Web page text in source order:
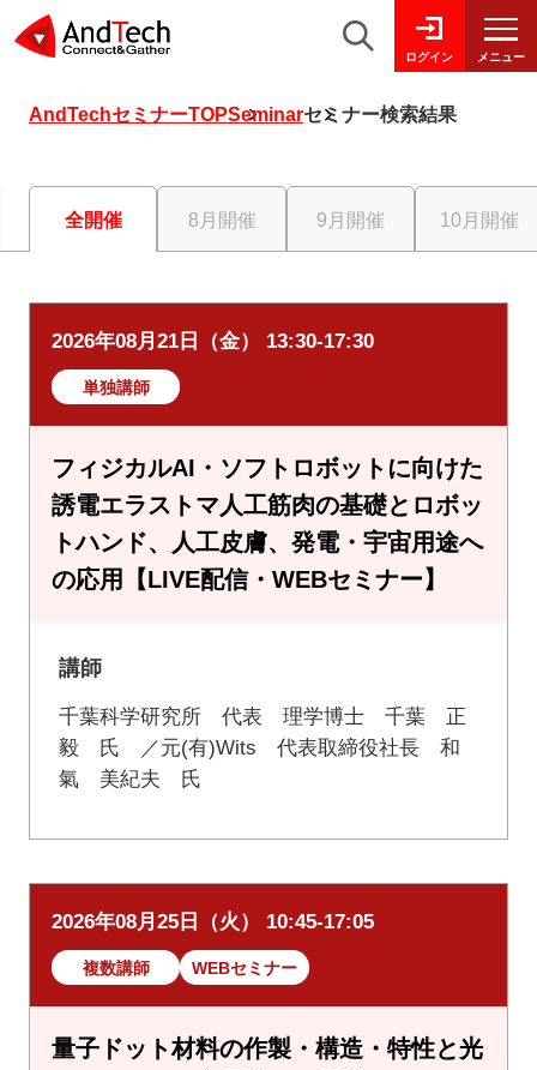
ログイン メニュー
AndTechセミナーTOPSeminarセミナー検索結果
全開催 8月開催 9月開催 10月開催
2026年08月21日（金） 13:30-17:30
単独講師
フィジカルAI・ソフトロボットに向けた
誘電エラストマ人工筋肉の基礎とロボッ
トハンド、人工皮膚、発電・宇宙用途へ
の応用【LIVE配信・WEBセミナー】
講師
千葉科学研究所 代表 理学博士 千葉 正
毅 氏 ／元(有)Wits 代表取締役社長 和
氣 美紀夫 氏
2026年08月25日（火） 10:45-17:05
複数講師 WEBセミナー
量子ドット材料の作製・構造・特性と光